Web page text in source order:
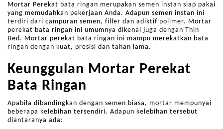
Mortar Perekat bata ringan merupakan semen instan siap pakai
yang memudahkan pekerjaan Anda. Adapun semen instan ini
terdiri dari campuran semen, filler dan adiktif polimer. Mortar
perekat bata ringan ini umumnya dikenal juga dengan Thin
Bed. Mortar perekat bata ringan ini mampu merekatkan bata
ringan dengan kuat, presisi dan tahan lama.
Keunggulan Mortar Perekat
Bata Ringan
Apabila dibandingkan dengan semen biasa, mortar mempunyai
beberapa kelebihan tersendiri. Adapun kelebihan tersebut
diantaranya ada: